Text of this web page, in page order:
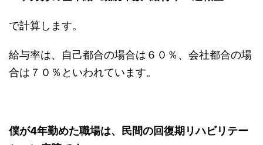
で計算します。
給与率は、自己都合の場合は６０％、会社都合の場
合は７０％といわれています。
僕が4年勤めた職場は、民間の回復期リハビリテー